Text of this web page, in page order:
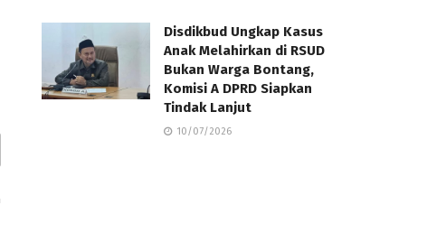
Disdikbud Ungkap Kasus
Anak Melahirkan di RSUD
Bukan Warga Bontang,
Komisi A DPRD Siapkan
Tindak Lanjut
10/07/2026